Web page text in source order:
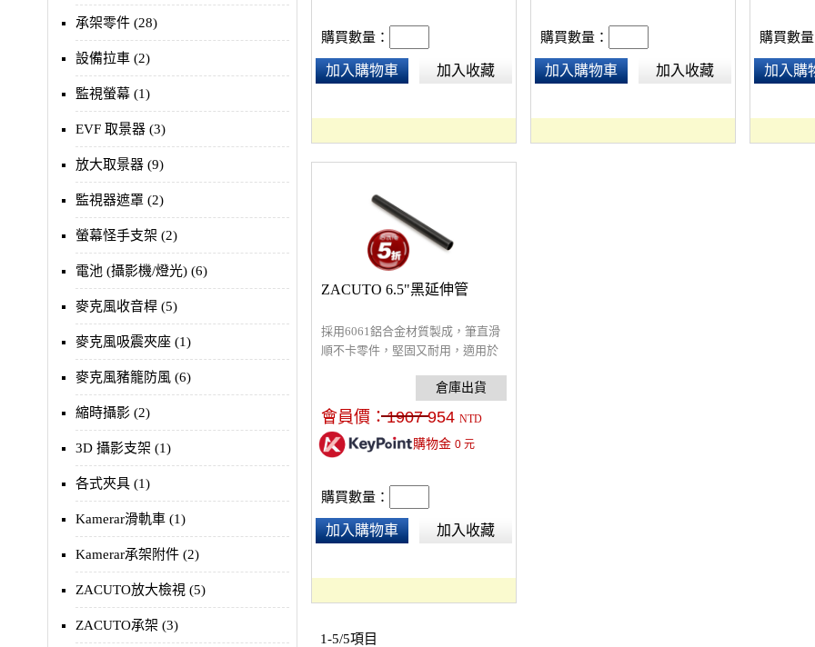
承架零件 (28)
設備拉車 (2)
監視螢幕 (1)
EVF 取景器 (3)
放大取景器 (9)
監視器遮罩 (2)
螢幕怪手支架 (2)
電池 (攝影機/燈光) (6)
麥克風收音桿 (5)
麥克風吸震夾座 (1)
麥克風豬籠防風 (6)
縮時攝影 (2)
3D 攝影支架 (1)
各式夾具 (1)
Kamerar滑軌車 (1)
Kamerar承架附件 (2)
ZACUTO放大檢視 (5)
ZACUTO承架 (3)
購買數量：
加入購物車 加入收藏
購買數量：
加入購物車 加入收藏
購買數
加入購
ZACUTO 6.5"黑延伸管
採用6061鋁合金材質製成，筆直滑
順不卡零件，堅固又耐用，適用於
會員價：1907 954 NTD
購物金 0元
購買數量：
加入購物車 加入收藏
1-5/5項目